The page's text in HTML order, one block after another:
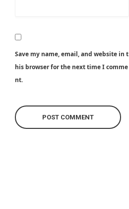
Save my name, email, and website in t
his browser for the next time I comme
nt.